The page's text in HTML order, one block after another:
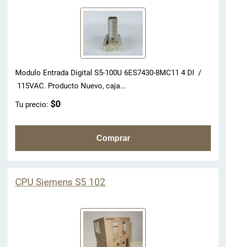
Modulo Entrada Digital S5-100U 6ES7430-8MC11 4 DI /
115VAC. Producto Nuevo, caja...
Tu precio: $0
CPU Siemens S5 102